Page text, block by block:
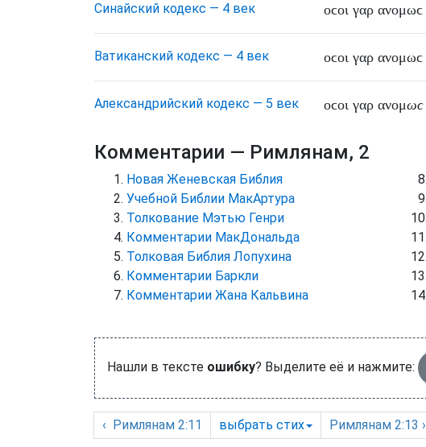
Синайский кодекс — 4 век οϲοι γαρ ανομωϲ
Ватиканский кодекс — 4 век οϲοι γαρ ανομωϲ
Александрийский кодекс — 5 век οϲοι γαρ ανομωϲ
Комментарии — Римлянам, 2
Новая Женевская Библия
Учебной Библии МакАртура
Толкование Мэтью Генри
Комментарии МакДональда
Толковая Библия Лопухина
Комментарии Баркли
Комментарии Жана Кальвина
Нашли в тексте ошибку? Выделите её и нажмите:
‹ Римлянам 2:11 выбрать стих Римлянам 2:13 ›